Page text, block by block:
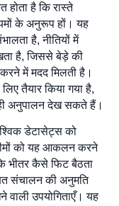
है कि रास्ते
के अनुरूप हों। यह
है, नीतियों में
है, जिससे बेड़े की
करने में मदद मिलती है।
तैयार किया गया है,
ही अनुपालन देख सकते हैं।
डेटासेट्स को
को यह आकलन करने
भीतर कैसे फिट बैठता
संचालन की अनुमति
उपयोगिताएँ। यह